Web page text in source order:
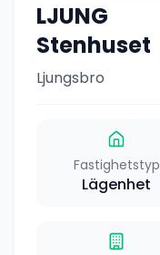
LJUNG
Stenhuset
Ljungsbro
Fastighetstyp
Lägenhet